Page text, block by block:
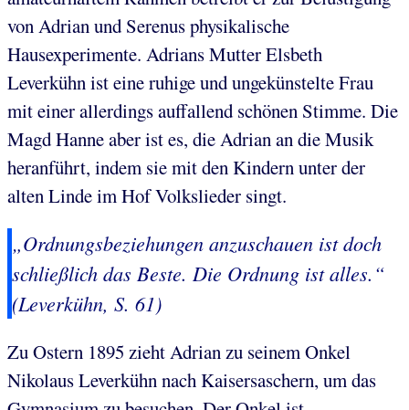
von Adrian und Serenus physikalische
Hausexperimente. Adrians Mutter Elsbeth
Leverkühn ist eine ruhige und ungekünstelte Frau
mit einer allerdings auffallend schönen Stimme. Die
Magd Hanne aber ist es, die Adrian an die Musik
heranführt, indem sie mit den Kindern unter der
alten Linde im Hof Volkslieder singt.
„Ordnungsbeziehungen anzuschauen ist doch
schließlich das Beste. Die Ordnung ist alles.“
(Leverkühn, S. 61)
Zu Ostern 1895 zieht Adrian zu seinem Onkel
Nikolaus Leverkühn nach Kaisersaschern, um das